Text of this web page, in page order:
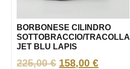
BORBONESE CILINDRO
SOTTOBRACCIO/TRACOLLA
JET BLU LAPIS
225,00€ 158,00€